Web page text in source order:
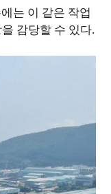
는 이 같은 작업
감당할 수 있다.